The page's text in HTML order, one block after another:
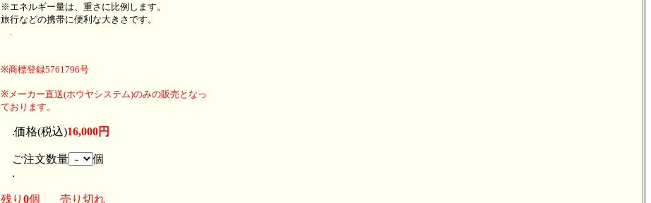
※エネルギー量は、重さに比例します。
旅行などの携帯に便利な大きさです。
.
※商標登録5761796号
※メーカー直送(ホウヤシステム)のみの販売となっ
ております。
.価格(税込)16,000円
ご注文数量
個
.
残り 0個 売り切れ